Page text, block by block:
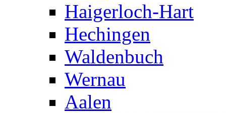
Haigerloch-Hart
Hechingen
Waldenbuch
Wernau
Aalen